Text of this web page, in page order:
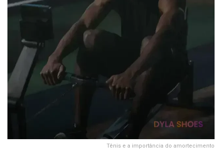
Tênis e a importância do amortecimento